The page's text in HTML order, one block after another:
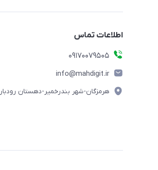
اطلاعات تماس
09170079505
info@mahdigit.ir
هرمزگان-شهر بندرخمیر-دهستان رودبار